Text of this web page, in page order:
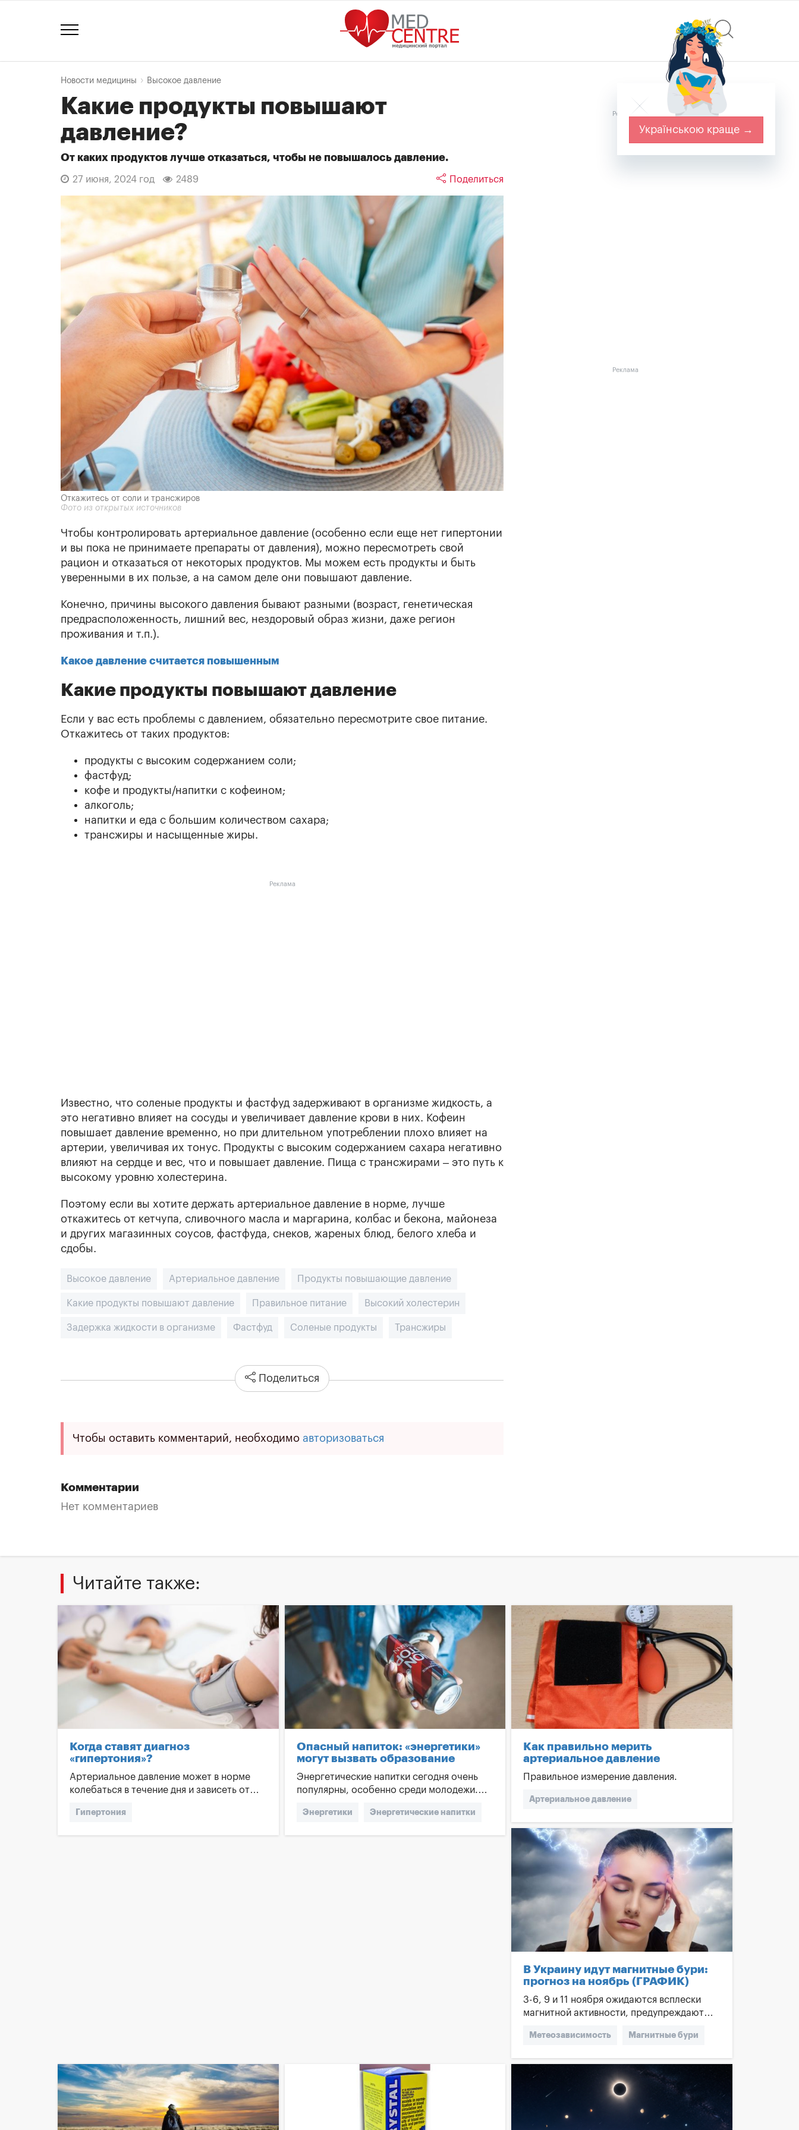
Новости медицины Высокое давление
Какие продукты повышают
давление?
От каких продуктов лучше отказаться, чтобы не повышалось давление.
27 июня, 2024 год 2489 Поделиться
Откажитесь от соли и трансжиров
Фото из открытых источников
Чтобы контролировать артериальное давление (особенно если еще нет гипертонии
и вы пока не принимаете препараты от давления), можно пересмотреть свой
рацион и отказаться от некоторых продуктов. Мы можем есть продукты и быть
уверенными в их пользе, а на самом деле они повышают давление.
Конечно, причины высокого давления бывают разными (возраст, генетическая
предрасположенность, лишний вес, нездоровый образ жизни, даже регион
проживания и т.п.).
Какое давление считается повышенным
Какие продукты повышают давление
Если у вас есть проблемы с давлением, обязательно пересмотрите свое питание.
Откажитесь от таких продуктов:
продукты с высоким содержанием соли;
фастфуд;
кофе и продукты/напитки с кофеином;
алкоголь;
напитки и еда с большим количеством сахара;
трансжиры и насыщенные жиры.
Реклама
Известно, что соленые продукты и фастфуд задерживают в организме жидкость, а
это негативно влияет на сосуды и увеличивает давление крови в них. Кофеин
повышает давление временно, но при длительном употреблении плохо влияет на
артерии, увеличивая их тонус. Продукты с высоким содержанием сахара негативно
влияют на сердце и вес, что и повышает давление. Пища с трансжирами – это путь к
высокому уровню холестерина.
Поэтому если вы хотите держать артериальное давление в норме, лучше
откажитесь от кетчупа, сливочного масла и маргарина, колбас и бекона, майонеза
и других магазинных соусов, фастфуда, снеков, жареных блюд, белого хлеба и
сдобы.
Высокое давление Артериальное давление Продукты повышающие давление
Какие продукты повышают давление Правильное питание Высокий холестерин
Задержка жидкости в организме Фастфуд Соленые продукты Трансжиры
Поделиться
Чтобы оставить комментарий, необходимо авторизоваться
Комментарии
Нет комментариев
Реклама
Реклама
Читайте также:
Когда ставят диагноз
«гипертония»?
Артериальное давление может в норме
колебаться в течение дня и зависеть от
показатели – от 100/60 до 140/90 мм рт.
Гипертония
Артериальная гипертензия
Опасный напиток: «энергетики»
могут вызвать образование
тромбов
Энергетические напитки сегодня очень
популярны, особенно среди молодежи.
недавние исследования еще и показали,
Энергетики Энергетические напитки
Чем вредны энергетики
Как правильно мерить
артериальное давление
Правильное измерение давления.
Артериальное давление
Артериальная гипертензия Супрун
В Украину идут магнитные бури:
прогноз на ноябрь (ГРАФИК)
3-6, 9 и 11 ноября ожидаются всплески
магнитной активности, предупреждают
произойдет в субботу, 3 ноября.
Метеозависимость Магнитные бури
Артериальное давление
Українською краще →